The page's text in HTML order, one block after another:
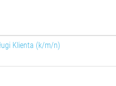
Klienta (k/m/n)